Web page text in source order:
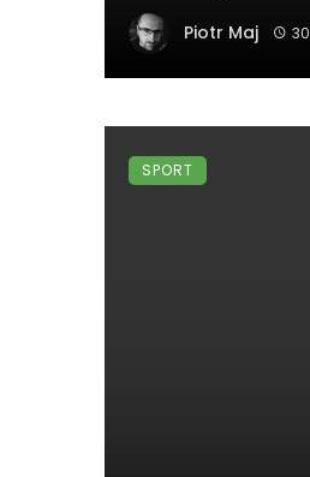
Piotr Maj
SPORT